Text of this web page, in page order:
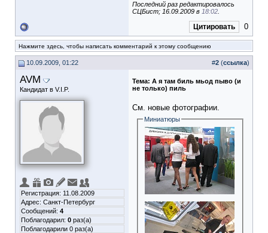
Последний раз редактировалось
СЦБист; 16.09.2009 в 18:02
Цитировать 0
Нажмите здесь, чтобы написать комментарий к этому сообщению
10.09.2009, 01:22 #2 (ссылка)
AVM
Кандидат в V.I.P.
Регистрация: 11.08.2009
Адрес: Санкт-Петербург
Сообщений: 4
Поблагодарил: 0 раз(а)
Поблагодарили 0 раз(а)
Тема: А я там биль мьод пыво (и
не только) пиль
См. новые фотографии.
Миниатюры